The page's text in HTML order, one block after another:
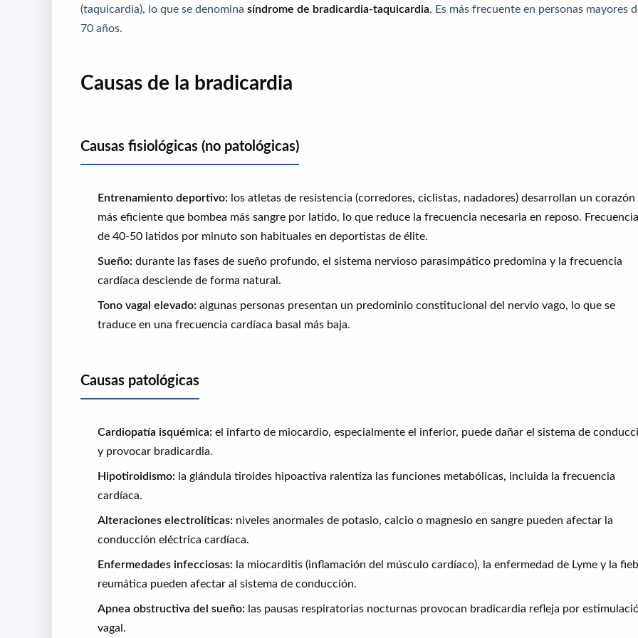
(taquicardia), lo que se denomina síndrome de bradicardia-taquicardia. Es más frecuente en personas mayores
70 años.
Causas de la bradicardia
Causas fisiológicas (no patológicas)
Entrenamiento deportivo: los atletas de resistencia (corredores, ciclistas, nadadores) desarrollan un corazón
más eficiente que bombea más sangre por latido, lo que reduce la frecuencia necesaria en reposo.
de 40-50 latidos por minuto son habituales en deportistas de élite.
Sueño: durante las fases de sueño profundo, el sistema nervioso parasimpático predomina y la frecuencia
cardíaca desciende de forma natural.
Tono vagal elevado: algunas personas presentan un predominio constitucional del nervio vago, lo que se
traduce en una frecuencia cardíaca basal más baja.
Causas patológicas
Cardiopatía isquémica: el infarto de miocardio, especialmente el inferior, puede dañar el sistema de
y provocar bradicardia.
Hipotiroidismo: la glándula tiroides hipoactiva ralentiza las funciones metabólicas, incluida la frecuencia
cardíaca.
Alteraciones electrolíticas: niveles anormales de potasio, calcio o magnesio en sangre pueden afectar la
conducción eléctrica cardíaca.
Enfermedades infecciosas: la miocarditis (inflamación del músculo cardíaco), la enfermedad de Lyme y la
reumática pueden afectar al sistema de conducción.
Apnea obstructiva del sueño: las pausas respiratorias nocturnas provocan bradicardia refleja por
vagal.